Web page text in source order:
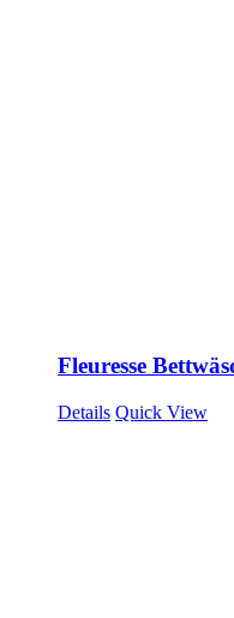
Fleuresse
Details Quick View